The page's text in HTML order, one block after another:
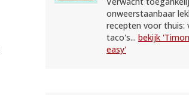
onweerstaanbaar
recepten voor thuis:
taco's... bekijk
easy'